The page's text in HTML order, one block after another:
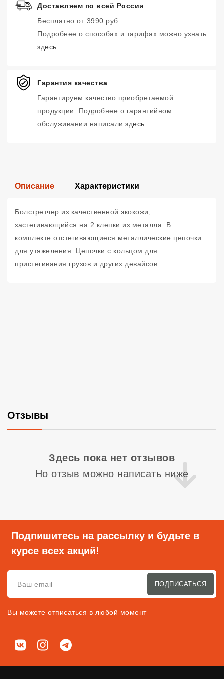
Доставляем по всей России
Бесплатно от 3990 руб.
Подробнее о способах и тарифах можно узнать
здесь
Гарантия качества
Гарантируем качество приобретаемой
продукции. Подробнее о гарантийном
обслуживании написали здесь
Описание Характеристики
Болстретчер из качественной экокожи,
застегивающийся на 2 клепки из металла. В
комплекте отстегивающиеся металлические цепочки
для утяжеления. Цепочки с кольцом для
пристегивания грузов и других девайсов.
Отзывы
Здесь пока нет отзывов
Но отзыв можно написать ниже
Подпишитесь на рассылку и будьте в
курсе всех акций!
ПОДПИСАТЬСЯ
Вы можете отписаться в любой момент
Мы в соц. сетях
ВКонтактеInstagramTelegram